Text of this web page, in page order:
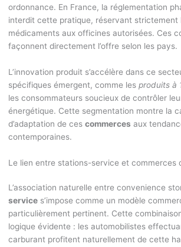
ordonnance. En France, la réglementation
interdit cette pratique, réservant strictement
médicaments aux officines autorisées. Ces
façonnent directement l’offre selon les pays.
L’innovation produit s’accélère dans ce
spécifiques émergent, comme les produits à
les consommateurs soucieux de contrôler
énergétique. Cette segmentation montre la
d’adaptation de ces commerces aux
contemporaines.
Le lien entre stations-service et commerces
L’association naturelle entre convenience
services’impose comme un modèle
particulièrement pertinent. Cette
logique évidente : les automobilistes
carburant profitent naturellement de cette